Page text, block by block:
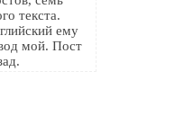
текста.
ему
мой. Пост